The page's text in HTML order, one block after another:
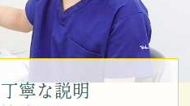
寧な説明